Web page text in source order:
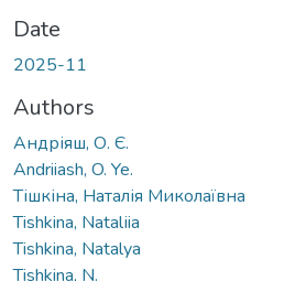
Date
2025-11
Authors
Андріяш, О. Є.
Andriiash, O. Ye.
Тішкіна, Наталія Миколаївна
Tishkina, Natalіia
Tishkina, Natalya
Tishkina, N.